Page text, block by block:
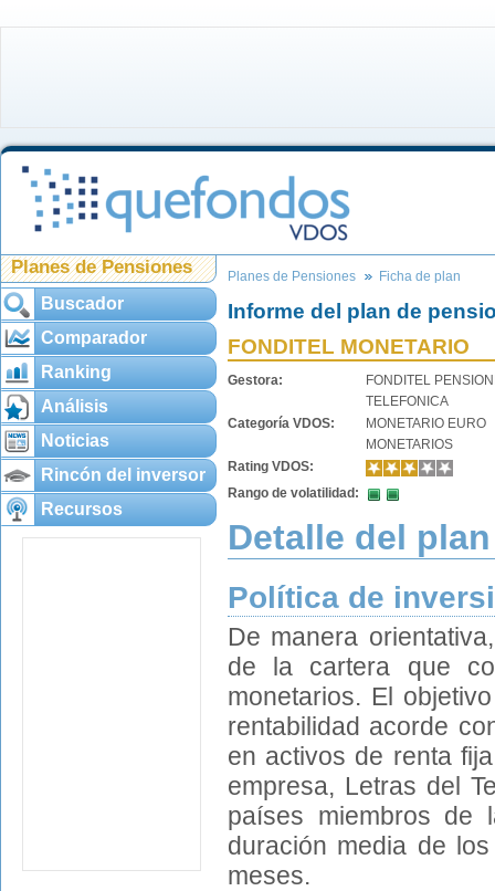
Planes de Pensiones
Buscador
Comparador
Ranking
Análisis
Noticias
Rincón del inversor
Recursos
Planes de Pensiones Ficha de plan
Informe del plan de
FONDITEL MONETARIO
Gestora:
FONDITEL
TELEFONICA
Categoría VDOS:
MONETARIO EURO
MONETARIOS
Rating VDOS:
Rango de volatilidad:
Detalle del plan
Política de
De manera
de la cartera que
monetarios. El
rentabilidad acorde
en activos de renta
empresa, Letras del
países miembros de
duración media de
meses.